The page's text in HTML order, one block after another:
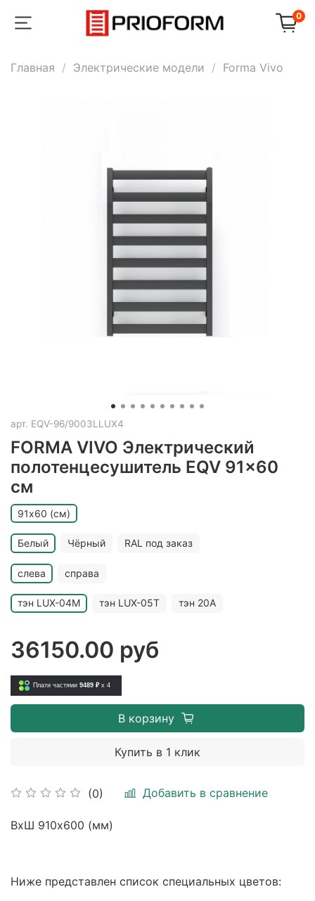
0
Главная Электрические модели Forma Vivo
арт. EQV-96/9003LLUX4
FORMA VIVO Электрический
полотенцесушитель EQV 91x60
см
(0) Добавить в сравнение
91х60 (см)
Белый Чёрный RAL под заказ
слева справа
тэн LUX-04M тэн LUX-05T тэн 20A
36150.00 руб
Плати частями 9489 ₽ x 4
В корзину
Купить в 1 клик
ВхШ 910х600 (мм)
Ниже представлен список специальных цветов: